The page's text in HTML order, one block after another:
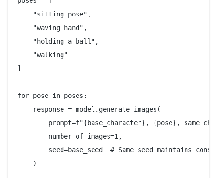
    "sitting pose",
    "waving hand",
    "holding a ball",
    "walking"
]
for pose in poses:
    response = model.generate_images(
prompt=f"{base_character}, {pose}, same
        number_of_images=1,
seed=base_seed  # Same seed maintains
    )